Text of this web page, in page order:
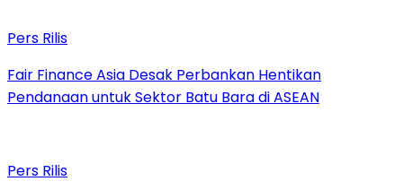
Pers Rilis
Fair Finance Asia Desak Perbankan Hentikan
Pendanaan untuk Sektor Batu Bara di ASEAN
Pers Rilis